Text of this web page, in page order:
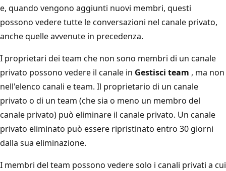
e, quando vengono aggiunti nuovi membri, questi
possono vedere tutte le conversazioni nel canale privato,
anche quelle avvenute in precedenza.
I proprietari dei team che non sono membri di un canale
privato possono vedere il canale in Gestisci team , ma non
nell'elenco canali e team. Il proprietario di un canale
privato o di un team (che sia o meno un membro del
canale privato) può eliminare il canale privato. Un canale
privato eliminato può essere ripristinato entro 30 giorni
dalla sua eliminazione.
I membri del team possono vedere solo i canali privati a cui